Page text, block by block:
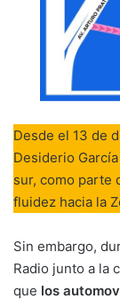
Desde el 13 de
Desiderio
sur, como parte
fluidez hacia la
Sin embargo,
Radio junto a la
que los